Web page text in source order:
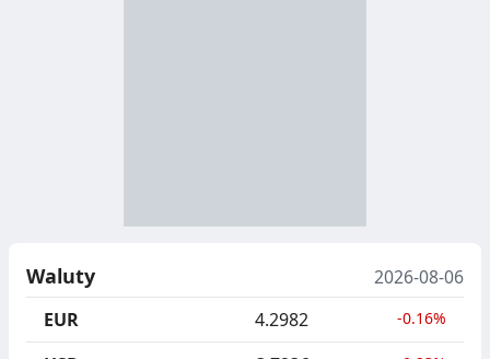
N
E
,
B
C
J
Waluty
2026-08-06
EUR
4.2982 -0.16%